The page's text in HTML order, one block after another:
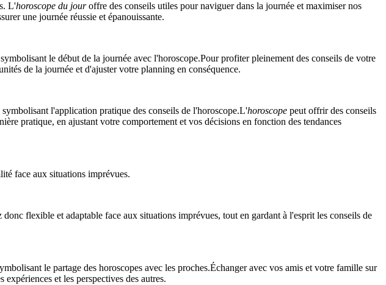
L'horoscope du jouroffre des conseils utiles pour naviguer dans la journée et maximiser nos
une journée réussie et épanouissante.
Pour profiter pleinement des conseils de votre
de la journée et d'ajuster votre planning en conséquence.
L'horoscope peut offrir des conseils
pratique, en ajustant votre comportement et vos décisions en fonction des tendances
flexible et adaptable face aux situations imprévues, tout en gardant à l'esprit les conseils de
Échanger avec vos amis et votre famille sur
et les perspectives des autres.